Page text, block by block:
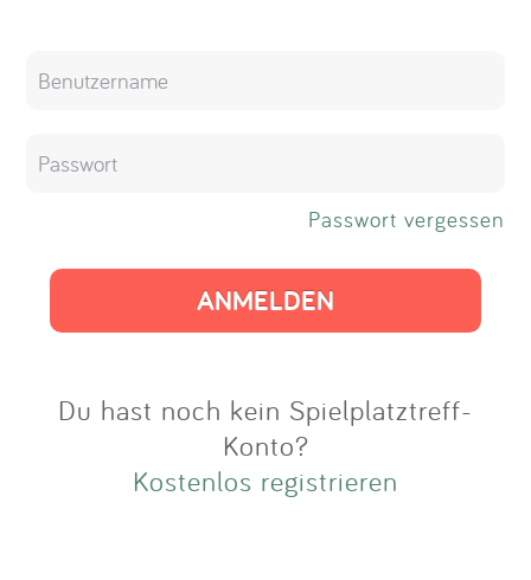
Impressum
Anmelden
Passwort vergessen
Du hast noch kein Spielplatztreff-
Konto?
Kostenlos registrieren